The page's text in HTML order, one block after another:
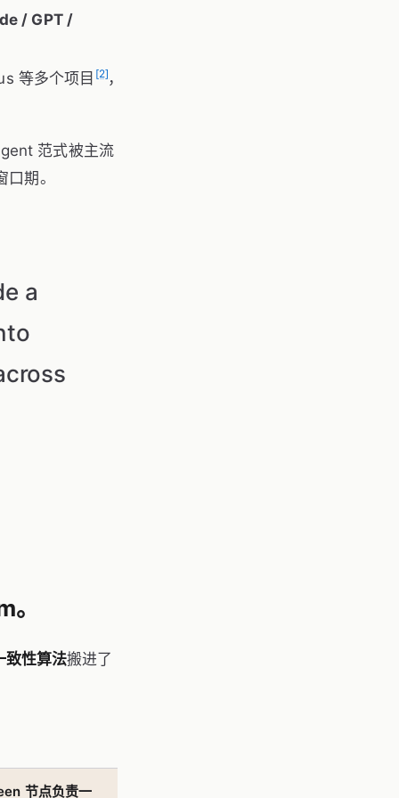
/ GPT /
等多个项目 [2]，
范式被主流
期。
a
致性算法搬进了
节点负责一